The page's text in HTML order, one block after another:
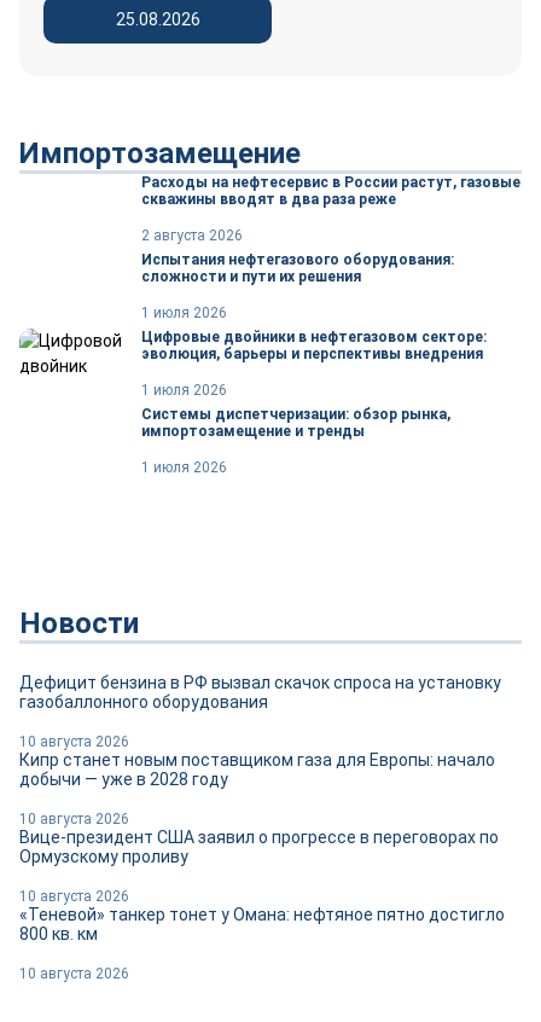
25.08.2026
Импортозамещение
Расходы на нефтесервис в России растут, газовые
скважины вводят в два раза реже
2 августа 2026
Испытания нефтегазового оборудования:
сложности и пути их решения
1 июля 2026
Цифровые двойники в нефтегазовом секторе:
эволюция, барьеры и перспективы внедрения
1 июля 2026
Системы диспетчеризации: обзор рынка,
импортозамещение и тренды
1 июля 2026
Новости
Дефицит бензина в РФ вызвал скачок спроса на установку
газобаллонного оборудования
10 августа 2026
Кипр станет новым поставщиком газа для Европы: начало
добычи — уже в 2028 году
10 августа 2026
Вице-президент США заявил о прогрессе в переговорах по
Ормузскому проливу
10 августа 2026
«Теневой» танкер тонет у Омана: нефтяное пятно достигло
800 кв. км
10 августа 2026